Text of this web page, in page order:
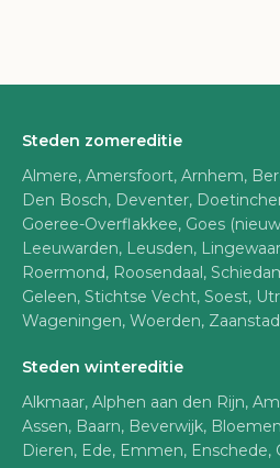
Steden zomereditie
Almere, Amersfoort, Arnhem,
Den Bosch, Deventer,
Goeree-Overflakkee, Goes
Leeuwarden, Leusden,
Roermond, Roosendaal,
Geleen, Stichtse Vecht, Soest,
Wageningen, Woerden,
Steden wintereditie
Alkmaar, Alphen aan den Rijn,
Assen, Baarn, Beverwijk,
Dieren, Ede, Emmen, Enschede,